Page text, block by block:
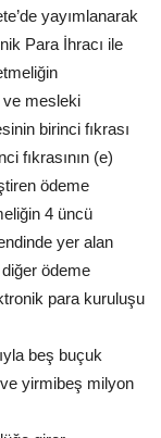
yayımlanarak
Para İhracı ile
ve mesleki
birinci fıkrası
fıkrasının (e)
ödeme
4 üncü
yer alan
ödeme
para kuruluşu
beş buçuk
yirmibeş milyon